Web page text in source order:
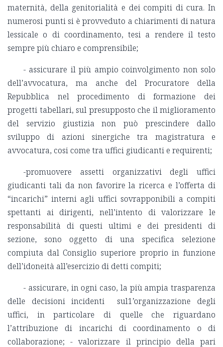
maternità, della genitorialità e dei compiti di cura. In
numerosi punti si è provveduto a chiarimenti di natura
lessicale o di coordinamento, tesi a rendere il testo
sempre più chiaro e comprensibile;
- assicurare il più ampio coinvolgimento non solo
dell’avvocatura, ma anche del Procuratore della
Repubblica nel procedimento di formazione dei
progetti tabellari, sul presupposto che il miglioramento
del servizio giustizia non può prescindere dallo
sviluppo di azioni sinergiche tra magistratura e
avvocatura, cosi come tra uffici giudicanti e requirenti;
-promuovere assetti organizzativi degli uffici
giudicanti tali da non favorire la ricerca e l’offerta di
“incarichi” interni agli uffici sovrapponibili a compiti
spettanti ai dirigenti, nell’intento di valorizzare le
responsabilità di questi ultimi e dei presidenti di
sezione, sono oggetto di una specifica selezione
compiuta dal Consiglio superiore proprio in funzione
dell’idoneità all’esercizio di detti compiti;
- assicurare, in ogni caso, la più ampia trasparenza
delle decisioni incidenti sul1’organizzazione degli
uffici, in particolare di quelle che riguardano
l’attribuzione di incarichi di coordinamento o di
collaborazione; - valorizzare il principio della pari